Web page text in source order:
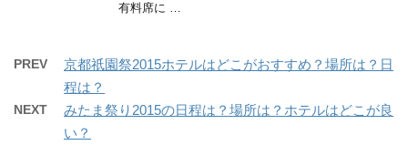
有料席に …
PREV
京都祇園祭2015ホテルはどこがおすすめ？場所は？日
程は？
NEXT
みたま祭り2015の日程は？場所は？ホテルはどこが良
い？